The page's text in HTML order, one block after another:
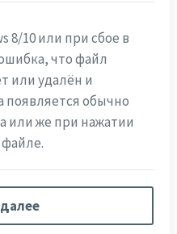
8/10 или при сбое в
что файл
или удалён и
появляется обычно
или же при нажатии